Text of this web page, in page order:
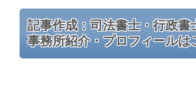
記事作成：司法書士・行政書
事務所紹介・プロフィールは